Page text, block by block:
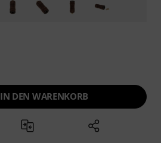
IN DEN WARENKORB